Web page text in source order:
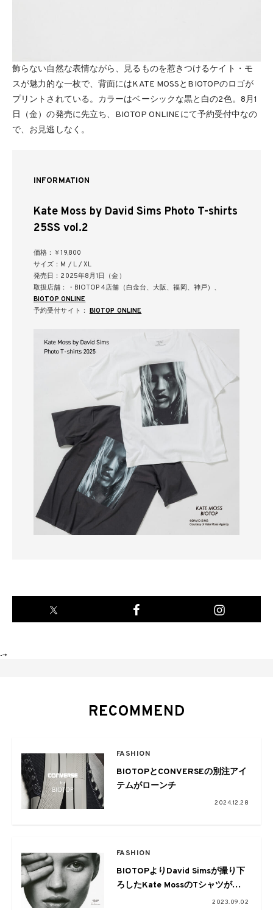
飾らない自然な表情ながら、見るものを惹きつけるケイト・モ
スが魅力的な一枚で、背面にはKATE MOSSとBIOTOPのロゴが
プリントされている。カラーはベーシックな黒と白の2色。8月1
日（金）の発売に先立ち、BIOTOP ONLINEにて予約受付中なの
で、お見逃しなく。
INFORMATION
Kate Moss by David Sims Photo T-shirts
25SS vol.2
価格：￥19,800
サイズ：M / L / XL
発売日：2025年8月1日（金）
取扱店舗：・BIOTOP 4店舗（白金台、大阪、福岡、神戸）、
BIOTOP ONLINE
予約受付サイト： BIOTOP ONLINE
-->
RECOMMEND
FASHION
BIOTOPとCONVERSEの別注アイ
テムがローンチ
2024.12.28
FASHION
BIOTOPよりDavid Simsが撮り下
ろしたKate MossのTシャツが発
2023.09.02